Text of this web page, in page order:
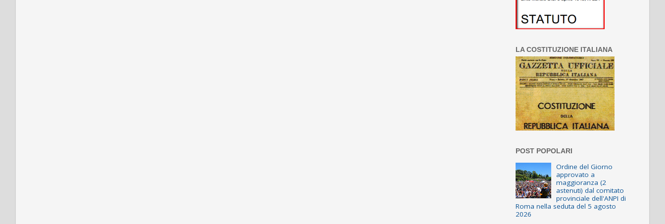
LA COSTITUZIONE ITALIANA
POST POPOLARI
Ordine del Giorno
approvato a
maggioranza (2
astenuti) dal comitato
provinciale dell'ANPI di
Roma nella seduta del 5 agosto
2026